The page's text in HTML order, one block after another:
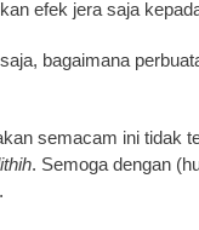
efek jera saja
bagaimana
semacam ini tidak
. Semoga dengan